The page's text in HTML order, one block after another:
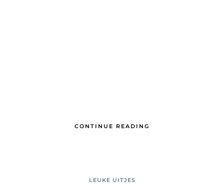
CONTINUE READING
LEUKE UITJES